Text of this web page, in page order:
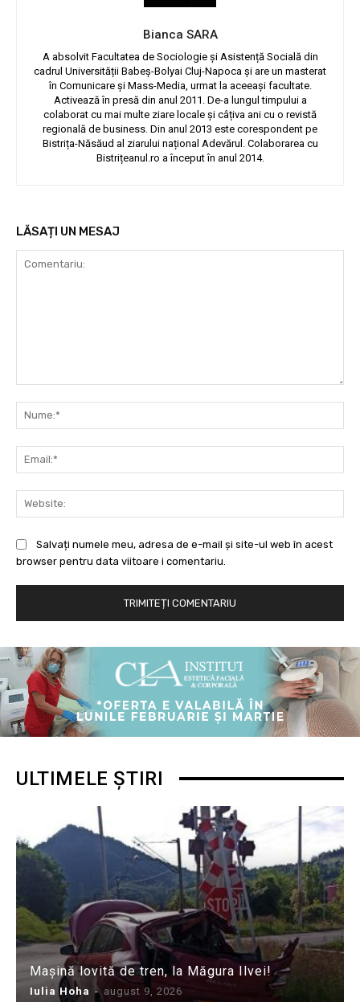
Bianca SARA
A absolvit Facultatea de Sociologie și Asistență Socială din
cadrul Universității Babeș-Bolyai Cluj-Napoca și are un masterat
în Comunicare și Mass-Media, urmat la aceeași facultate.
Activează în presă din anul 2011. De-a lungul timpului a
colaborat cu mai multe ziare locale și câțiva ani cu o revistă
regională de business. Din anul 2013 este corespondent pe
Bistrița-Năsăud al ziarului național Adevărul. Colaborarea cu
Bistrițeanul.ro a început în anul 2014.
LĂSAȚI UN MESAJ
Salvați numele meu, adresa de e-mail și site-ul web în acest
browser pentru data viitoare i comentariu.
ULTIMELE ȘTIRI
Mașină lovită de tren, la Măgura Ilvei!
Iulia Hoha - august 9, 2026